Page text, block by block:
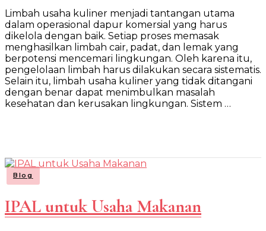
Usaha
Kuliner
Limbah usaha kuliner menjadi tantangan utama
dalam operasional dapur komersial yang harus
dikelola dengan baik. Setiap proses memasak
menghasilkan limbah cair, padat, dan lemak yang
berpotensi mencemari lingkungan. Oleh karena itu,
pengelolaan limbah harus dilakukan secara sistematis.
Selain itu, limbah usaha kuliner yang tidak ditangani
dengan benar dapat menimbulkan masalah
kesehatan dan kerusakan lingkungan. Sistem …
Blog
IPAL untuk Usaha Makanan